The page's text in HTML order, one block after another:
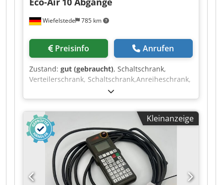
Wiefelstede 785 km
Preisinfo Anrufen
Zustand: gut (gebraucht), Schaltschrank,
Verteilerschrank, Schaltschrank,Anreiheschrank,
Serverschrank, Elektroschrank -Hersteller:
Ecoair, Schaltschrank Prüffeld auf fahrbarem
Untergestell -Typ: 10 Abgänge -Schaltleistung:
Abgang 1-5 max. 11 kVA / Abgang 6-10 max. 7
kVA -Austattung: siehe Fotos Dkodpfx Afjzrufvjrsr
-Abmessungen: 2075/1000/H2150 mm -Gewicht:
Kleinanzeige